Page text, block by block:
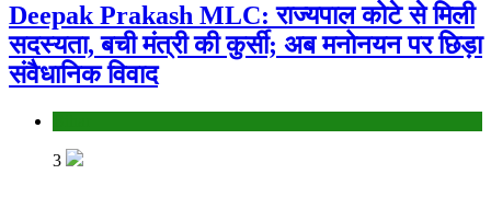
Deepak Prakash MLC: राज्यपाल कोटे से मिली
सदस्यता, बची मंत्री की कुर्सी; अब मनोनयन पर छिड़ा
संवैधानिक विवाद
3